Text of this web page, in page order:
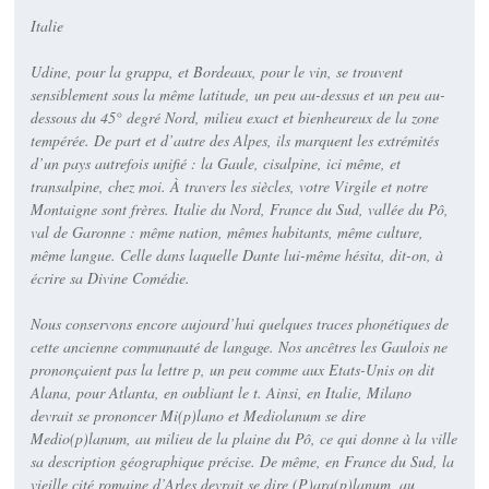
Italie
Udine, pour la grappa, et Bordeaux, pour le vin, se trouvent
sensiblement sous la même latitude, un peu au-dessus et un peu au-
dessous du 45° degré Nord, milieu exact et bienheureux de la zone
tempérée. De part et d’autre des Alpes, ils marquent les extrémités
d’un pays autrefois unifié : la Gaule, cisalpine, ici même, et
transalpine, chez moi. À travers les siècles, votre Virgile et notre
Montaigne sont frères. Italie du Nord, France du Sud, vallée du Pô,
val de Garonne : même nation, mêmes habitants, même culture,
même langue. Celle dans laquelle Dante lui-même hésita, dit-on, à
écrire sa Divine Comédie.
Nous conservons encore aujourd’hui quelques traces phonétiques de
cette ancienne communauté de langage. Nos ancêtres les Gaulois ne
prononçaient pas la lettre p, un peu comme aux Etats-Unis on dit
Alana, pour Atlanta, en oubliant le t. Ainsi, en Italie, Milano
devrait se prononcer Mi(p)lano et Mediolanum se dire
Medio(p)lanum, au milieu de la plaine du Pô, ce qui donne à la ville
sa description géographique précise. De même, en France du Sud, la
vieille cité romaine d’Arles devrait se dire (P)ara(p)lanum, au